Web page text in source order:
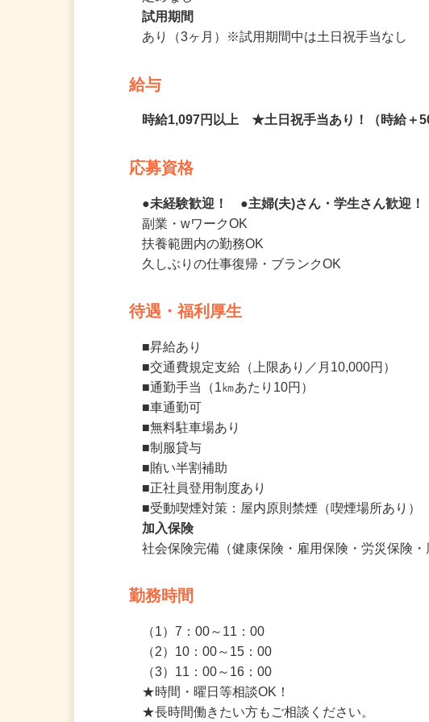
定めなし
試用期間
給与
応募資格
●未経験歓迎！ ●主婦(夫)さん・学生さん歓迎！
副業・wワークOK
扶養範囲内の勤務OK
待遇・福利厚生
■昇給あり
■交通費規定支給（上限あり／月10,000円）
■通勤手当（1㎞あたり10円）
■車通勤可
■無料駐車場あり
■制服貸与
■賄い半割補助
■正社員登用制度あり
■受動喫煙対策：屋内原則禁煙（喫煙場所あり）
勤務時間
（1）7：00～11：00
（2）10：00～15：00
（3）11：00～16：00